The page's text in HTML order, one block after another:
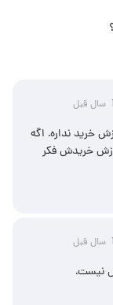
1 سال قبل
خرید نداره. اگه
خریدش فکر
1 سال قبل
نیست.